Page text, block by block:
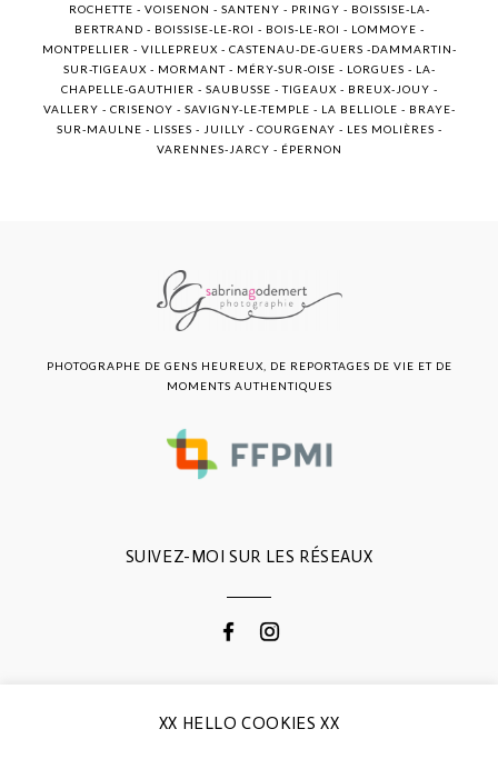
ROCHETTE - VOISENON - SANTENY - PRINGY - BOISSISE-LA-
BERTRAND - BOISSISE-LE-ROI - BOIS-LE-ROI - LOMMOYE -
MONTPELLIER - VILLEPREUX - CASTENAU-DE-GUERS -DAMMARTIN-
SUR-TIGEAUX - MORMANT - MÉRY-SUR-OISE - LORGUES - LA-
CHAPELLE-GAUTHIER - SAUBUSSE - TIGEAUX - BREUX-JOUY -
VALLERY - CRISENOY - SAVIGNY-LE-TEMPLE - LA BELLIOLE - BRAYE-
SUR-MAULNE - LISSES - JUILLY - COURGENAY - LES MOLIÈRES -
VARENNES-JARCY - ÉPERNON
SUIVEZ-MOI SUR LES RÉSEAUX
PHOTOGRAPHE DE GENS HEUREUX, DE REPORTAGES DE VIE ET DE
MOMENTS AUTHENTIQUES
CONTACTEZ-MOI
XX HELLO COOKIES XX